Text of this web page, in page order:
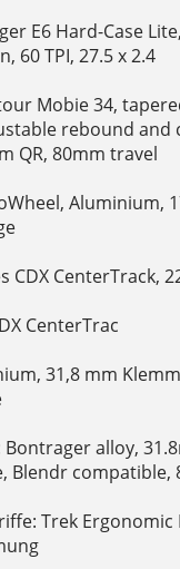
E6 Hard-Case
60 TPI, 27.5 x 2.4
Mobie 34,
rebound and
QR, 80mm travel
Aluminium,
CDX CenterTrack,
CenterTrac
31,8 mm
alloy,
Blendr compatible,
Trek Ergonomic